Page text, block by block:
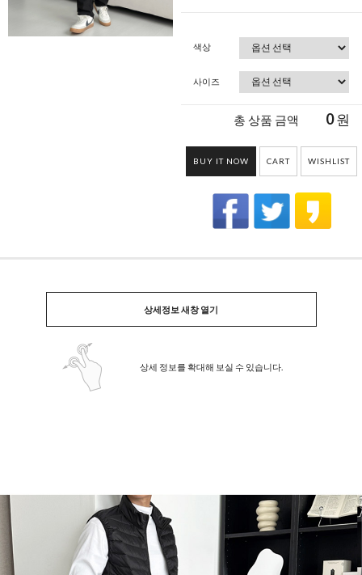
색상
사이즈
총 상품 금액 0원
BUY IT NOW CART WISHLIST
상세정보 새창 열기
상세 정보를 확대해 보실 수 있습니다.